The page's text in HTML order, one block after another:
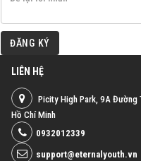
ĐĂNG KÝ
LIÊN HỆ
Picity High Park, 9A Đường
Hồ Chí Minh
0932012339
support@eternalyouth.vn